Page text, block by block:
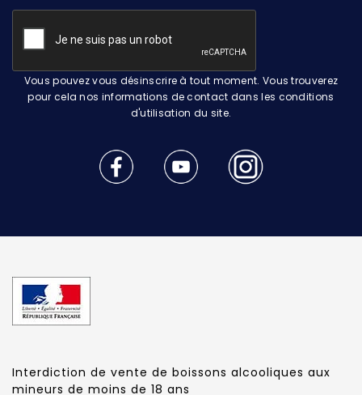
Vous pouvez vous désinscrire à tout moment. Vous trouverez
pour cela nos informations de contact dans les conditions
d'utilisation du site.
Interdiction de vente de boissons alcooliques aux
mineurs de moins de 18 ans